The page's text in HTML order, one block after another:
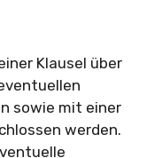
Klausel über
sowie mit einer
werden.